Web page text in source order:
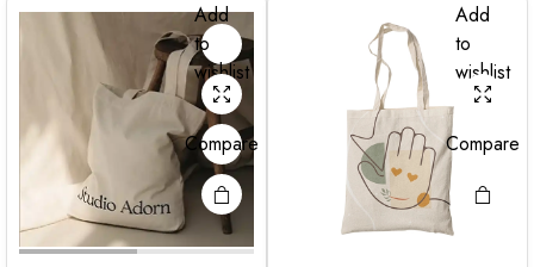
Add
to
wishlist
Compare
Add
to
wishlist
Compare